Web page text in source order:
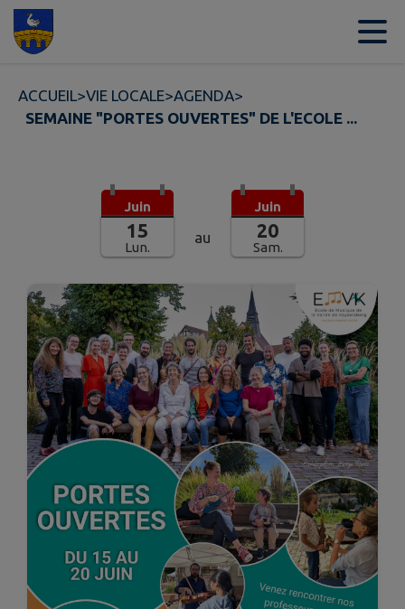
Contenu
ACCUEIL>VIE LOCALE>AGENDA>
SEMAINE "PORTES OUVERTES" DE L'ECOLE ...
Juin
15
Lun.
au
Juin
20
Sam.